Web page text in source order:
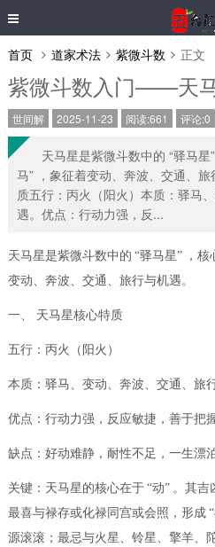
首页 道家术法 紫微斗数 正文
紫微斗数入门——天
世间解 2025-11-23 阅读:661 评论:0
天马星是紫微斗数中的 “驿马
马” ，象征着变动、奔波、交通、
质五行：丙火（阳火）本质：驿马
遇。优点：行动力强，反...
天马星是紫微斗数中的 “驿马星” ，
变动、奔波、交通、旅行与机遇。
一、 天马星核心特质
五行：丙火（阳火）
本质：驿马、变动、奔波、交通、旅
优点：行动力强，反应敏捷，善于把
缺点：好动难静，耐性不足，一生漂
关键：天马星的核心在于 “动” 。其吉
最喜与禄存或化禄同宫或会照，形成
源滚滚；最忌与火星、铃星、擎羊、